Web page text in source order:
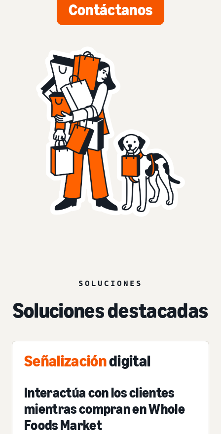
Contáctanos
SOLUCIONES
Soluciones destacadas
Señalizacióndigital
Interactúa con los clientes
mientras compran en Whole
Foods Market